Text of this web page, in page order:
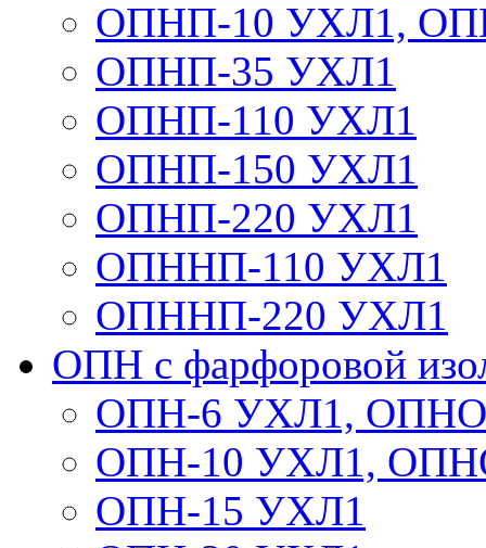
ОПНП-10 УХЛ1,
ОПНП-35 УХЛ1
ОПНП-110 УХЛ1
ОПНП-150 УХЛ1
ОПНП-220 УХЛ1
ОПННП-110 УХЛ1
ОПННП-220 УХЛ1
ОПН с фарфоровой
ОПН-6 УХЛ1,
ОПН-10 УХЛ1,
ОПН-15 УХЛ1